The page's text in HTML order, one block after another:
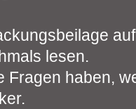
lesen.
Fragen haben,